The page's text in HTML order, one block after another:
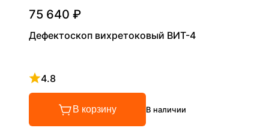
75 640 ₽
Дефектоскоп вихретоковый ВИТ-4
4.8
Рейтинг 4.8 из 5
В корзину В наличии